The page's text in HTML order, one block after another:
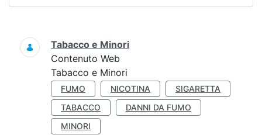
Ricerca
Tabacco e Minori
Contenuto Web
Tabacco e Minori
FUMO NICOTINA
SIGARETTA
TABACCO
DANNI DA FUMO
MINORI